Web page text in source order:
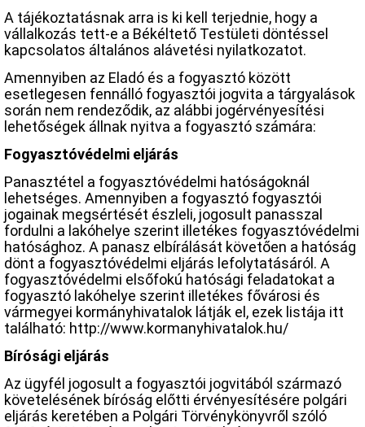
A tájékoztatásnak arra is ki kell terjednie, hogy a
vállalkozás tett-e a Békéltető Testületi döntéssel
kapcsolatos általános alávetési nyilatkozatot.
Amennyiben az Eladó és a fogyasztó között
esetlegesen fennálló fogyasztói jogvita a tárgyalások
során nem rendeződik, az alábbi jogérvényesítési
lehetőségek állnak nyitva a fogyasztó számára:
Fogyasztóvédelmi eljárás
Panasztétel a fogyasztóvédelmi hatóságoknál
lehetséges. Amennyiben a fogyasztó fogyasztói
jogainak megsértését észleli, jogosult panasszal
fordulni a lakóhelye szerint illetékes fogyasztóvédelmi
hatósághoz. A panasz elbírálását követően a hatóság
dönt a fogyasztóvédelmi eljárás lefolytatásáról. A
fogyasztóvédelmi elsőfokú hatósági feladatokat a
fogyasztó lakóhelye szerint illetékes fővárosi és
vármegyei kormányhivatalok látják el, ezek listája itt
található: http://www.kormanyhivatalok.hu/
Bírósági eljárás
Az ügyfél jogosult a fogyasztói jogvitából származó
követelésének bíróság előtti érvényesítésére polgári
eljárás keretében a Polgári Törvénykönyvről szóló